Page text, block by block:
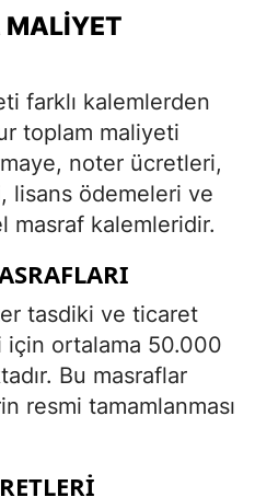
MALIYET
farklı kalemlerden
toplam maliyeti
noter ücretleri,
lisans ödemeleri ve
masraf kalemleridir.
tasdiki ve ticaret
için ortalama 50.000
Bu masraflar
resmi tamamlanması